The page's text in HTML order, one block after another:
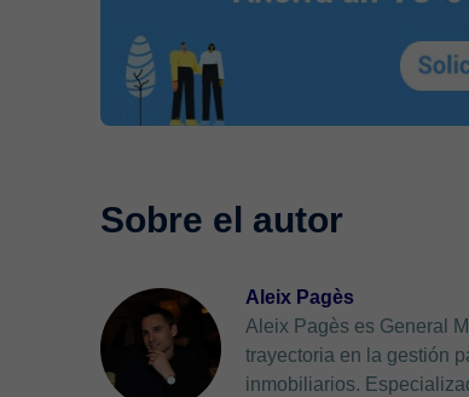
Aleix Pagès
Aleix Pagès es General
trayectoria en la gestión
inmobiliarios.